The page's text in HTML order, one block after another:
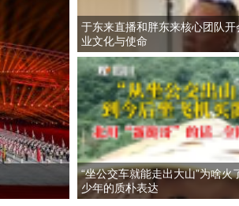
白海豚将
于东来直播和胖东来核心团队开
业文化与使命
“坐公交车就能走出大山”为啥火
少年的质朴表达